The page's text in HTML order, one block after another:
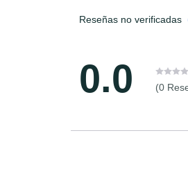
Reseñas no verificadas
0.0 (0